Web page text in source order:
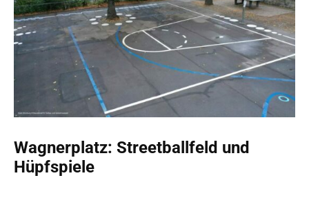
Wagnerplatz: Streetballfeld und
Hüpfspiele